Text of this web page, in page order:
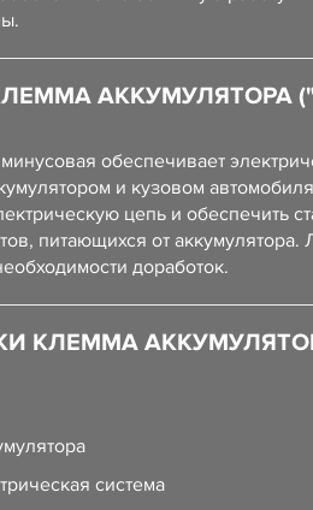
АККУМУЛЯТОРА
обеспечивает
и кузовом
цепь и обеспечить
питающихся от аккумулятора.
доработок.
КЛЕММА
система